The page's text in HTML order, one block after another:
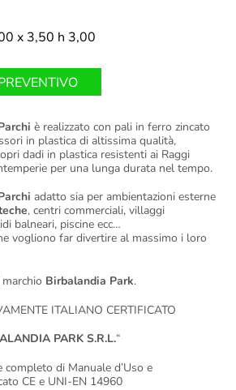
x 3,50 h 3,00
è realizzato con pali in ferro zincato
in plastica di altissima qualità,
dadi in plastica resistenti ai Raggi
per una lunga durata nel tempo.
adatto sia per ambientazioni esterne
, centri commerciali, villaggi
balneari, piscine ecc…
vogliono far divertire al massimo i loro
Birbalandia Park.
ITALIANO CERTIFICATO
PARK S.R.L.“
di Manuale d’Uso e
CE e UNI-EN 14960